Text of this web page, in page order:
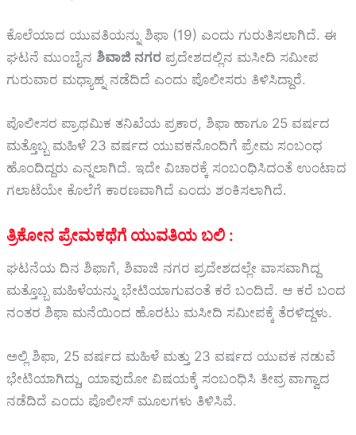
ಕೊಲೆಯಾದ ಯುವತಿಯನ್ನು ಶಿಫಾ (19) ಎಂದು ಗುರುತಿಸಲಾಗಿದೆ. ಈ
ಘಟನೆ ಮುಂಬೈನ ಶಿವಾಜಿ ನಗರ ಪ್ರದೇಶದಲ್ಲಿನ ಮಸೀದಿ ಸಮೀಪ
ಗುರುವಾರ ಮಧ್ಯಾಹ್ನ ನಡೆದಿದೆ ಎಂದು ಪೊಲೀಸರು ತಿಳಿಸಿದ್ದಾರೆ.
ಪೊಲೀಸರ ಪ್ರಾಥಮಿಕ ತನಿಖೆಯ ಪ್ರಕಾರ, ಶಿಫಾ ಹಾಗೂ 25 ವರ್ಷದ
ಮತ್ತೊಬ್ಬ ಮಹಿಳೆ 23 ವರ್ಷದ ಯುವಕನೊಂದಿಗೆ ಪ್ರೇಮ ಸಂಬಂಧ
ಹೊಂದಿದ್ದರು ಎನ್ನಲಾಗಿದೆ. ಇದೇ ವಿಚಾರಕ್ಕೆ ಸಂಬಂಧಿಸಿದಂತೆ ಉಂಟಾದ
ಗಲಾಟೆಯೇ ಕೊಲೆಗೆ ಕಾರಣವಾಗಿದೆ ಎಂದು ಶಂಕಿಸಲಾಗಿದೆ.
ತ್ರಿಕೋನ ಪ್ರೇಮಕಥೆಗೆ ಯುವತಿಯ ಬಲಿ :
ಘಟನೆಯ ದಿನ ಶಿಫಾಗೆ, ಶಿವಾಜಿ ನಗರ ಪ್ರದೇಶದಲ್ಲೇ ವಾಸವಾಗಿದ್ದ
ಮತ್ತೊಬ್ಬ ಮಹಿಳೆಯನ್ನು ಭೇಟಿಯಾಗುವಂತೆ ಕರೆ ಬಂದಿದೆ. ಆ ಕರೆ ಬಂದ
ನಂತರ ಶಿಫಾ ಮನೆಯಿಂದ ಹೊರಟು ಮಸೀದಿ ಸಮೀಪಕ್ಕೆ ತೆರಳಿದ್ದಳು.
ಅಲ್ಲಿ ಶಿಫಾ, 25 ವರ್ಷದ ಮಹಿಳೆ ಮತ್ತು 23 ವರ್ಷದ ಯುವಕ ನಡುವೆ
ಭೇಟಿಯಾಗಿದ್ದು, ಯಾವುದೋ ವಿಷಯಕ್ಕೆ ಸಂಬಂಧಿಸಿ ತೀವ್ರ ವಾಗ್ವಾದ
ನಡೆದಿದೆ ಎಂದು ಪೊಲೀಸ್ ಮೂಲಗಳು ತಿಳಿಸಿವೆ.